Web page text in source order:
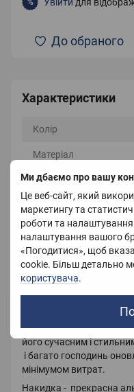
Ми дбаємо про вашу
Це веб-сайт, який
маркетингу та
роботи та
налаштування вашого
«Погодитися», щоб
cookie. Більш детально
користувача.
До обраного
Характеристики
Колір
Матеріал
Розмір
Країна-виробник
Опис
Розмір:
Накидки на диван
його сучасним і
і багато господинь
мінімумом витрат.
Накидка - прекрасна